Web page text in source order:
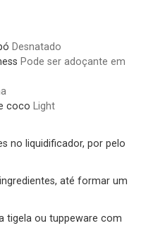
Desnatado
Pode ser adoçante em
coco Light